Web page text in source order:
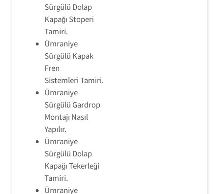
Sürgülü Dolap
Kapağı Stoperi
Tamiri.
Ümraniye
Sürgülü Kapak
Fren
Sistemleri Tamiri.
Ümraniye
Sürgülü Gardrop
Montajı Nasıl
Yapılır.
Ümraniye
Sürgülü Dolap
Kapağı Tekerleği
Tamiri.
Ümraniye